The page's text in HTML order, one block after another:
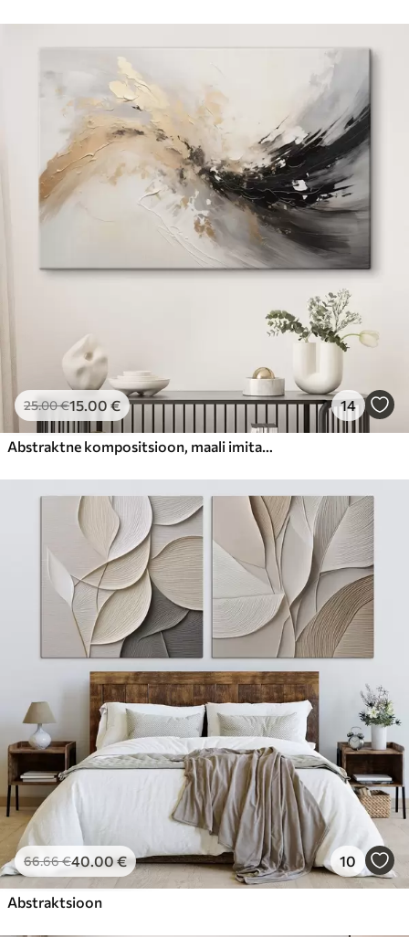
25.00€15.00 € 14
Abstraktne kompositsioon, maali imitatsioon
66.66€40.00€ 10
Abstraktsioon